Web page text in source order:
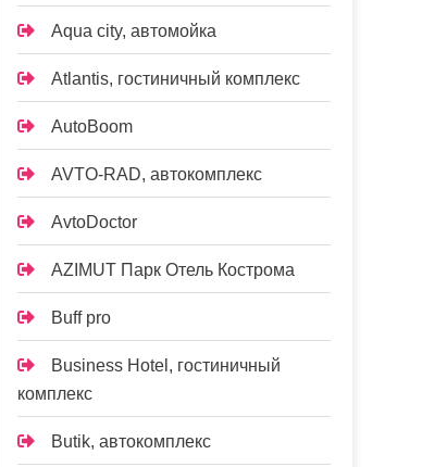
Aqua city, автомойка
Atlantis, гостиничный комплекс
AutoBoom
AVTO-RAD, автокомплекс
AvtoDoctor
AZIMUT Парк Отель Кострома
Buff pro
Business Hotel, гостиничный
комплекс
Butik, автокомплекс